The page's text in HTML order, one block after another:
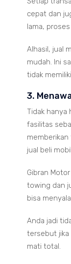
cepat dan
lama,
Alhasil, jual
mudah. Ini
tidak
3.
Tidak hanya
fasilitas
jual beli
Gibran
towing dan
bisa
Anda jadi
tersebut jika
mati total.